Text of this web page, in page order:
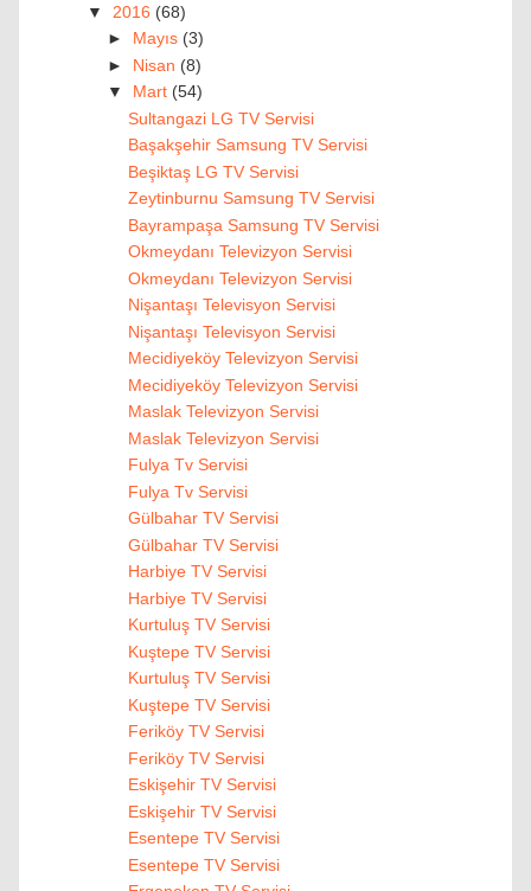
▼ 2016 (68)
► Mayıs (3)
► Nisan (8)
▼ Mart (54)
Sultangazi LG TV Servisi
Başakşehir Samsung TV Servisi
Beşiktaş LG TV Servisi
Zeytinburnu Samsung TV Servisi
Bayrampaşa Samsung TV Servisi
Okmeydanı Televizyon Servisi
Okmeydanı Televizyon Servisi
Nişantaşı Televisyon Servisi
Nişantaşı Televisyon Servisi
Mecidiyeköy Televizyon Servisi
Mecidiyeköy Televizyon Servisi
Maslak Televizyon Servisi
Maslak Televizyon Servisi
Fulya Tv Servisi
Fulya Tv Servisi
Gülbahar TV Servisi
Gülbahar TV Servisi
Harbiye TV Servisi
Harbiye TV Servisi
Kurtuluş TV Servisi
Kuştepe TV Servisi
Kurtuluş TV Servisi
Kuştepe TV Servisi
Feriköy TV Servisi
Feriköy TV Servisi
Eskişehir TV Servisi
Eskişehir TV Servisi
Esentepe TV Servisi
Esentepe TV Servisi